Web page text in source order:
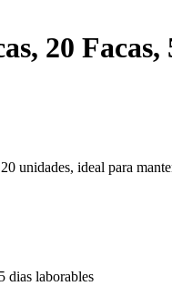
20 Facas,
unidades, ideal para
dias laborables